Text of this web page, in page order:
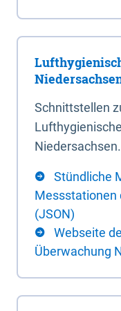
Schnittstellen
Niedersachsen.
Stündliche
Messstationen
(JSON)
Webseite
Überwachung